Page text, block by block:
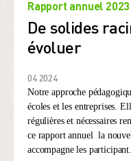
Rapport annuel 2023
De solides
évoluer
04 2024
Notre approche
écoles et les entreprises.
régulières et nécessaires
ce rapport annuel la
accompagne les